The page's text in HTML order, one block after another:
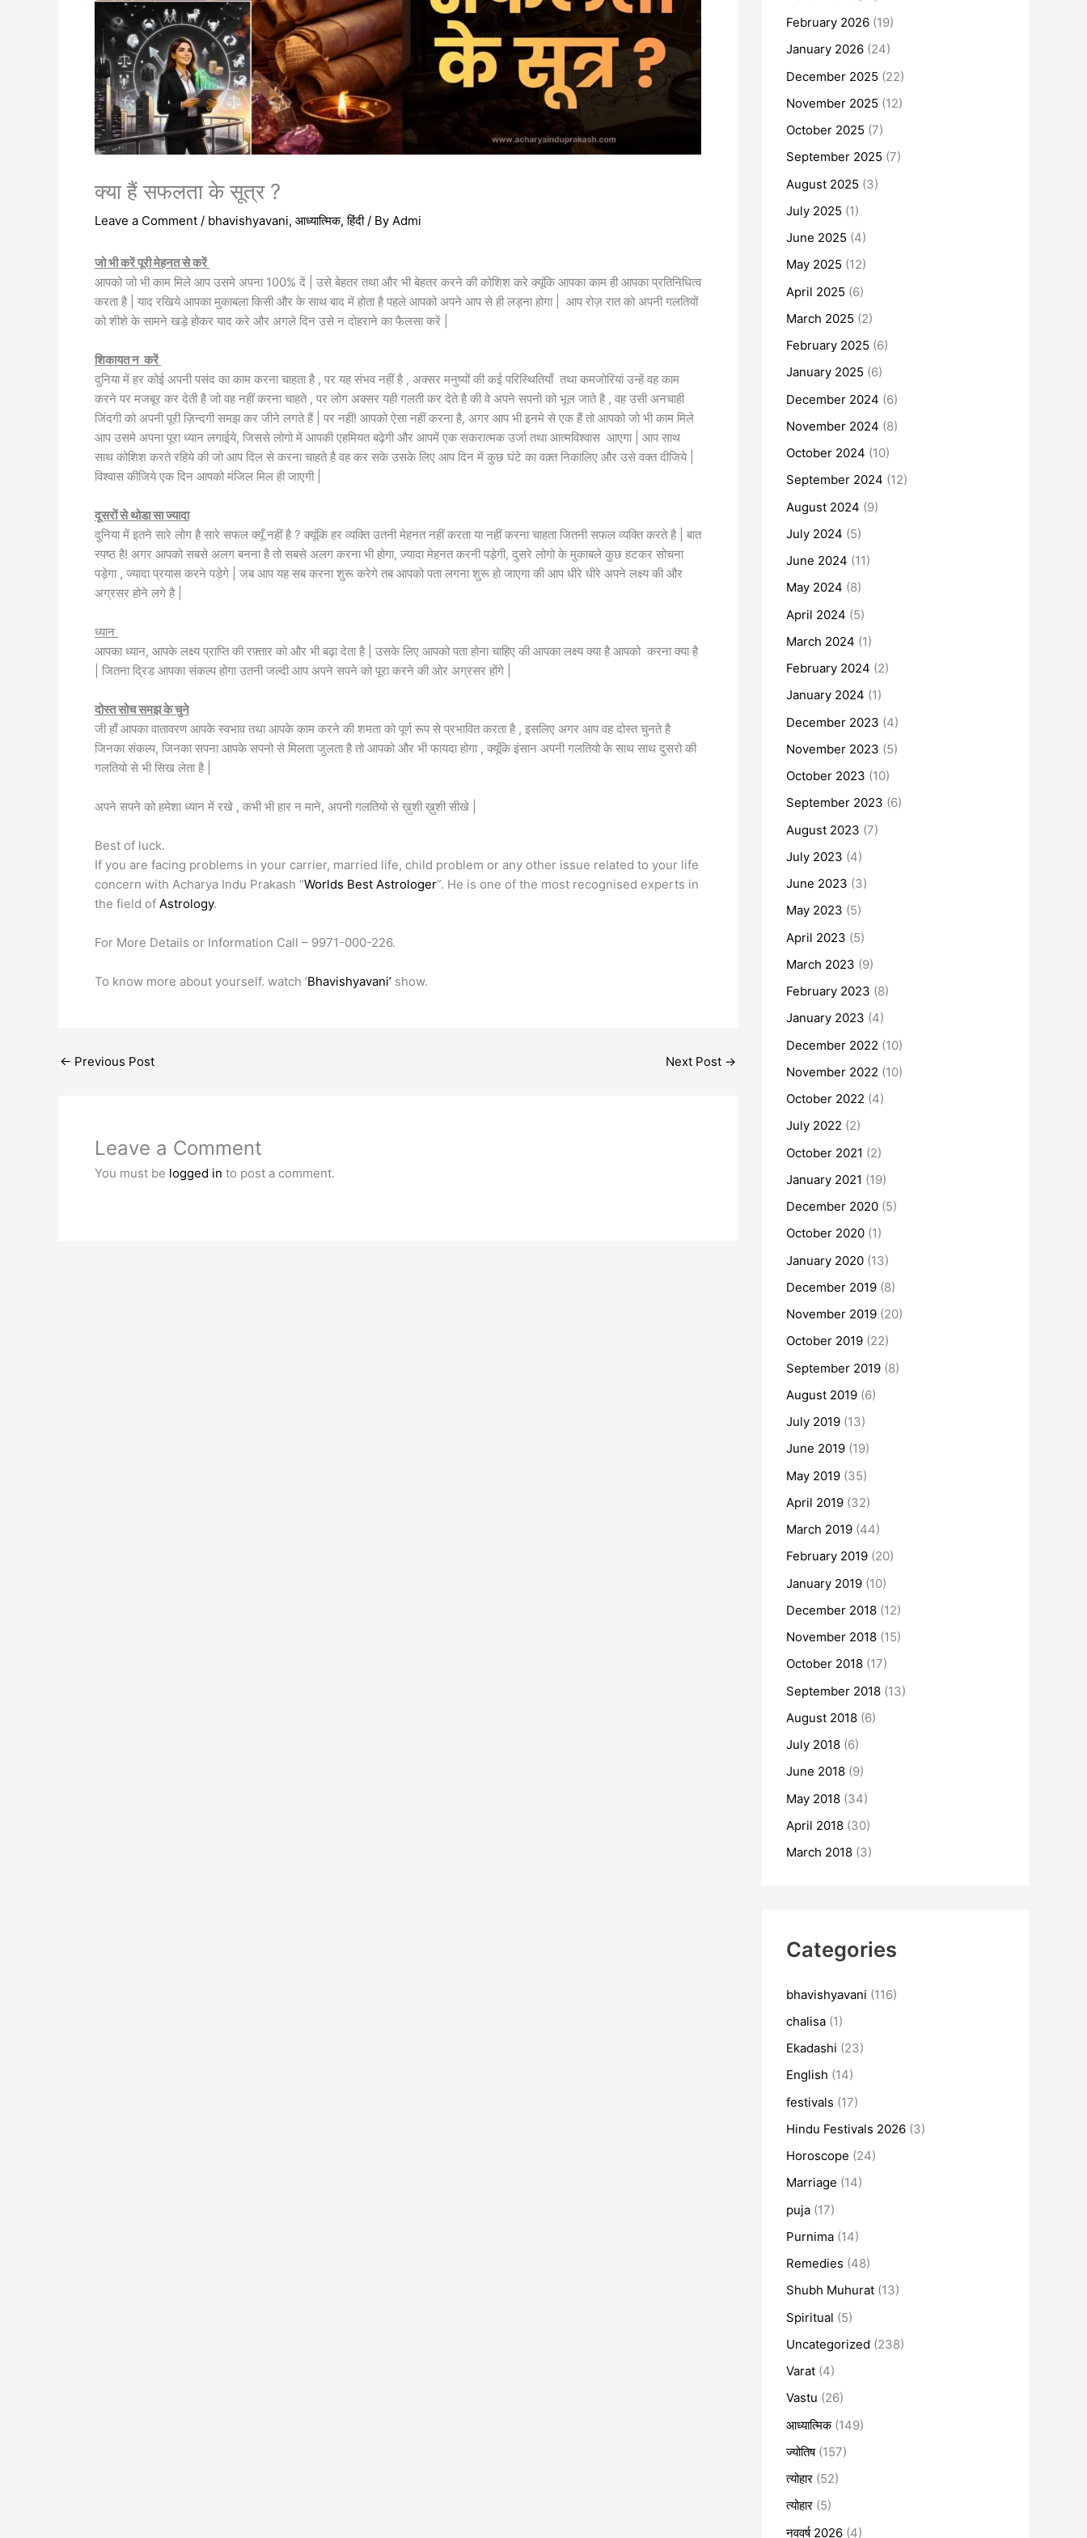
क्या हैं सफलता के सूत्र ?
Leave a Comment / bhavishyavani, आध्यात्मिक,हिंदी/ By Admi
जो भी करें पूरी मेहनत से करें
आपको जो भी काम मिले आप उसमे अपना 100% दें | उसे बेहतर तथा और भी बेहतर करने की कोशिश करे क्यूंकि आपका काम ही आपका प्रतिनिधित्व
करता है | याद रखिये आपका मुकाबला किसी और के साथ बाद में होता है पहले आपको अपने आप से ही लड़ना होगा | आप रोज़ रात को अपनी गलतियों
को शीशे के सामने खड़े होकर याद करे और अगले दिन उसे न दोहराने का फैलसा करें |
शिकायत न करें
दुनिया में हर कोई अपनी पसंद का काम करना चाहता है , पर यह संभव नहीं है , अक्सर मनुष्यों की कई परिस्थितियाँ तथा कमजोरियां उन्हें वह काम
करने पर मजबूर कर देती है जो वह नहीं करना चाहते , पर लोग अक्सर यही गलती कर देते है की वे अपने सपनो को भूल जाते है , वह उसी अनचाही
जिंदगी को अपनी पूरी ज़िन्दगी समझ कर जीने लगते हैं | पर नहीं! आपको ऐसा नहीं करना है, अगर आप भी इनमे से एक हैं तो आपको जो भी काम मिले
आप उसमे अपना पूरा ध्यान लगाईये, जिससे लोगो में आपकी एहमियत बढ़ेगी और आपमें एक सकरात्मक उर्जा तथा आत्मविश्वास आएगा | आप साथ
साथ कोशिश करते रहिये की जो आप दिल से करना चाहते है वह कर सके उसके लिए आप दिन में कुछ घंटे का वक़्त निकालिए और उसे वक्त दीजिये |
विश्वास कीजिये एक दिन आपको मंजिल मिल ही जाएगी |
दूसरों से थोडा सा ज्यादा
दुनिया में इतने सारे लोग है सारे सफल क्यूँ नहीं है ? क्यूंकि हर व्यक्ति उतनी मेहनत नहीं करता या नहीं करना चाहता जितनी सफल व्यक्ति करते है | बात
स्पष्ठ है! अगर आपको सबसे अलग बनना है तो सबसे अलग करना भी होगा, ज्यादा मेहनत करनी पड़ेगी, दुसरे लोगो के मुकाबले कुछ हटकर सोचना
पड़ेगा , ज्यादा प्रयास करने पड़ेगे | जब आप यह सब करना शुरू करेगे तब आपको पता लगना शुरू हो जाएगा की आप धीरे धीरे अपने लक्ष्य की और
अग्रसर होने लगे है |
ध्यान
आपका ध्यान, आपके लक्ष्य प्राप्ति की रफ़्तार को और भी बढ़ा देता है | उसके लिए आपको पता होना चाहिए की आपका लक्ष्य क्या है आपको करना क्या है
| जितना द्रिड आपका संकल्प होगा उतनी जल्दी आप अपने सपने को पूरा करने की ओर अग्रसर होंगे |
दोस्त सोच समझ के चुने
जी हाँ आपका वातावरण आपके स्वभाव तथा आपके काम करने की शमता को पूर्ण रूप से प्रभावित करता है , इसलिए अगर आप वह दोस्त चुनते है
जिनका संकल्प, जिनका सपना आपके सपनो से मिलता जुलता है तो आपको और भी फायदा होगा , क्यूंकि इंसान अपनी गलतियो के साथ साथ दुसरो की
गलतियो से भी सिख लेता है |
अपने सपने को हमेशा ध्यान में रखे , कभी भी हार न माने, अपनी गलतियो से ख़ुशी ख़ुशी सीखे |
Best of luck.
If you are facing problems in your carrier, married life, child problem or any other issue related to your life
concern with Acharya Indu Prakash “Worlds Best Astrologer”. He is one of the most recognised experts in
the field of Astrology.
For More Details or Information Call – 9971-000-226.
To know more about yourself. watch ‘Bhavishyavani’ show.
← Previous Post Next Post →
Leave a Comment
You must be logged in to post a comment.
February 2026 (19)
January 2026 (24)
December 2025 (22)
November 2025 (12)
October 2025 (7)
September 2025 (7)
August 2025 (3)
July 2025 (1)
June 2025 (4)
May 2025 (12)
April 2025 (6)
March 2025 (2)
February 2025 (6)
January 2025 (6)
December 2024 (6)
November 2024 (8)
October 2024 (10)
September 2024 (12)
August 2024 (9)
July 2024 (5)
June 2024 (11)
May 2024 (8)
April 2024 (5)
March 2024 (1)
February 2024 (2)
January 2024 (1)
December 2023 (4)
November 2023 (5)
October 2023 (10)
September 2023 (6)
August 2023 (7)
July 2023 (4)
June 2023 (3)
May 2023 (5)
April 2023 (5)
March 2023 (9)
February 2023 (8)
January 2023 (4)
December 2022 (10)
November 2022 (10)
October 2022 (4)
July 2022 (2)
October 2021 (2)
January 2021 (19)
December 2020 (5)
October 2020 (1)
January 2020 (13)
December 2019 (8)
November 2019 (20)
October 2019 (22)
September 2019 (8)
August 2019 (6)
July 2019 (13)
June 2019 (19)
May 2019 (35)
April 2019 (32)
March 2019 (44)
February 2019 (20)
January 2019 (10)
December 2018 (12)
November 2018 (15)
October 2018 (17)
September 2018 (13)
August 2018 (6)
July 2018 (6)
June 2018 (9)
May 2018 (34)
April 2018 (30)
March 2018 (3)
Categories
bhavishyavani (116)
chalisa (1)
Ekadashi (23)
English (14)
festivals (17)
Hindu Festivals 2026 (3)
Horoscope (24)
Marriage (14)
puja (17)
Purnima (14)
Remedies (48)
Shubh Muhurat (13)
Spiritual (5)
Uncategorized (238)
Varat (4)
Vastu (26)
आध्यात्मिक(149)
ज्योतिष(157)
त्योहार (52)
त्योहार (5)
नववर्ष 2026 (4)